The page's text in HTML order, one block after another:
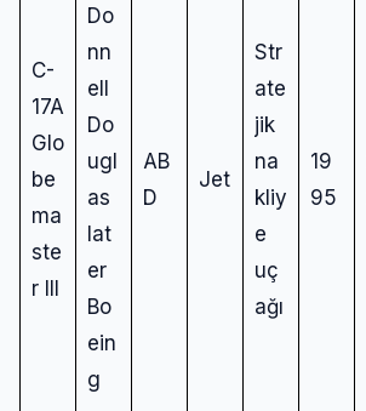
C-
17A
Glo
be
ma
ste
r III
Do
nn
ell
Do
ugl
as
lat
er
Bo
ein
g
AB
D
Jet
Str
ate
jik
na
kliy
e
uç
ağı
19
95